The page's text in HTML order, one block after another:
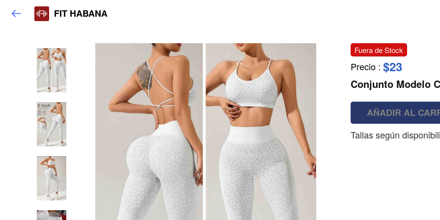
FIT HABANA
Fuera de Stock
Precio : $23
Conjunto Modelo
AÑADIR AL
Tallas según